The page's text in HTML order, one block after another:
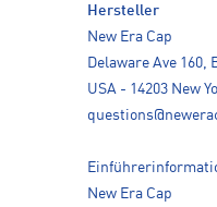
Hersteller
New Era Cap
Delaware Ave 160,
USA - 14203 New
New Era Cap